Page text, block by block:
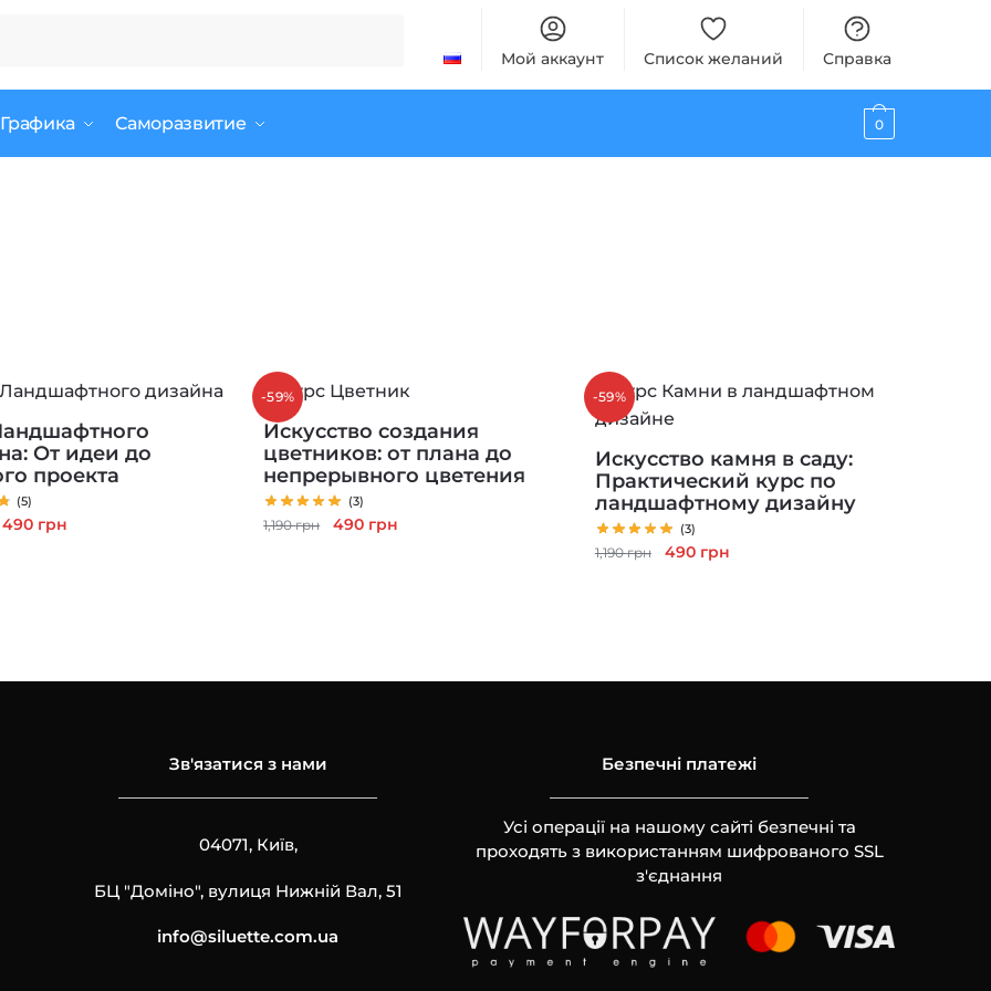
Мой аккаунт Список желаний Справка
Саморазвитие 0
От идеи до
проекта
(5)
Первоначальная
490 грнТекущая
-59%
Искусство создания
цветников: от плана до
непрерывного цветения
(3)
1,190грн
Первоначальная
490 грн
-59%
Искусство камня в саду:
Практический курс по
ландшафтному дизайну
(3)
1,190грн
Первоначальная
490 грнТекущая
Зв'язатися з нами
04071, Київ,
БЦ "Доміно", вулиця Нижній Вал, 51
info@siluette.com.ua
Безпечні платежі
Усі операції на нашому сайті безпечні та
проходять з використанням шифрованого SSL
з'єднання